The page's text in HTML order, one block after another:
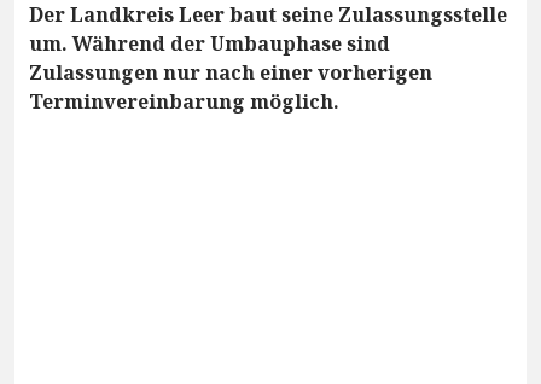
Der Landkreis Leer baut seine Zulassungsstelle
um. Während der Umbauphase sind
Zulassungen nur nach einer vorherigen
Terminvereinbarung möglich.